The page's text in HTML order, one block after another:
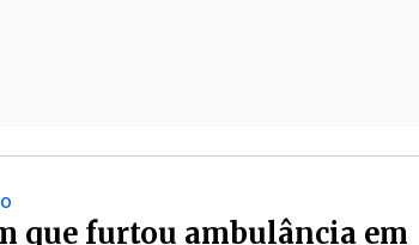
que furtou ambulância em